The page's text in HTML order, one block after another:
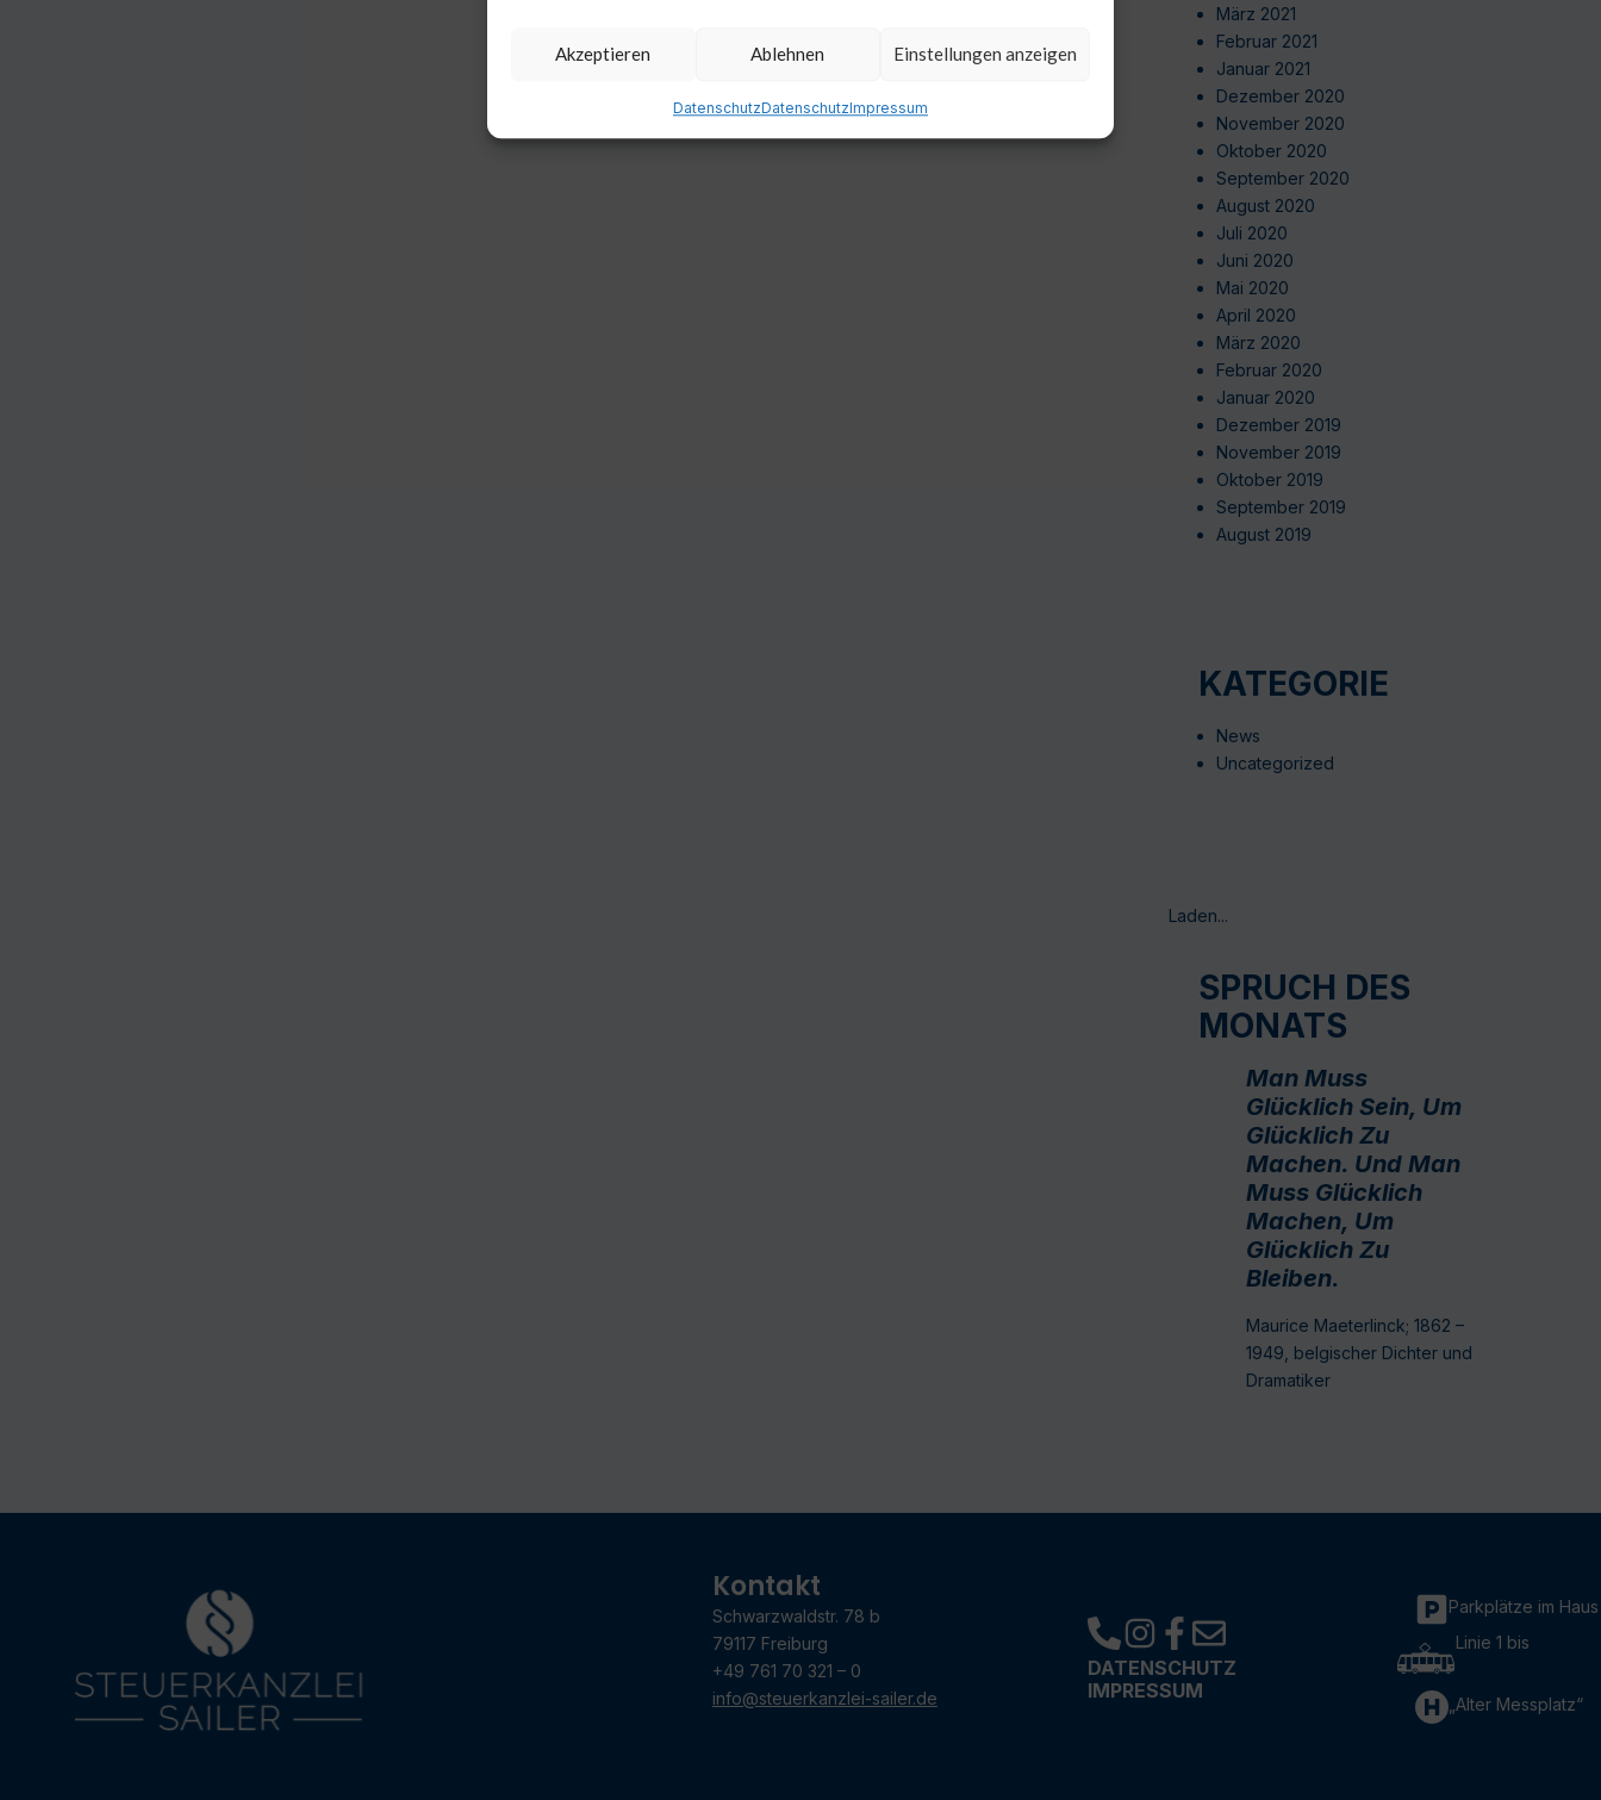
Akzeptieren Ablehnen Einstellungen anzeigen
DatenschutzDatenschutzImpressum
März 2021
Februar 2021
Januar 2021
Dezember 2020
November 2020
Oktober 2020
September 2020
August 2020
Juli 2020
Juni 2020
Mai 2020
April 2020
März 2020
Februar 2020
Januar 2020
Dezember 2019
November 2019
Oktober 2019
September 2019
August 2019
KATEGORIE
News
Uncategorized
Laden...
SPRUCH DES
MONATS
Man Muss
Glücklich Sein, Um
Glücklich Zu
Machen. Und Man
Muss Glücklich
Machen, Um
Glücklich Zu
Bleiben.
Maurice Maeterlinck; 1862 –
1949, belgischer Dichter und
Dramatiker
Kontakt
Schwarzwaldstr. 78 b
79117 Freiburg
+49 761 70 321 – 0
info@steuerkanzlei-sailer.de
DATENSCHUTZ
IMPRESSUM
Parkplätze im Haus
Linie 1 bis
„Alter Messplatz“